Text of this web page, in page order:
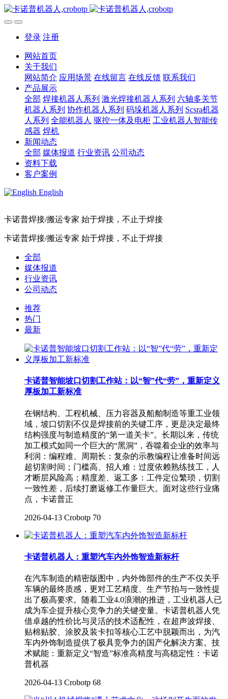
登录 注册
网站首页
关于我们
网站简介 应用场景 在线留言 在线反馈 联系我们
产品展示
全部 焊接机器人系列 激光焊接机器人系列 六轴多关节
机器人系列 协作机器人系列 码垛机器人系列 Scsra机器
人系列 全能机器人 驱控一体及电柜 工业机器人智能传
感器 焊机
新闻动态
全部 媒体报道 行业资讯 公司动态
资料下载
客户案例
English
卡诺普焊接/搬运专家 始于焊接，不止于焊接
卡诺普焊接/搬运专家 始于焊接，不止于焊接
全部
媒体报道
行业资讯
公司动态
推荐
热门
最新
卡诺普智能坡口切割工作站：以“智”代“劳”，重新定义
厚板加工新标准
在钢结构、工程机械、压力容器及船舶制造等重工业领
域，坡口切割不仅是焊接前的关键工序，更是决定最终
结构强度与制造精度的“第一道关卡”。长期以来，传统
加工模式如同一个巨大的“黑洞”，吞噬着企业的效率与
利润：编程难、周期长：复杂的示教编程让准备时间远
超切割时间；门槛高、招人难：过度依赖熟练技工，人
才断层风险高；精度差、返工多：工件定位繁琐，切割
一致性差，后续打磨返修工作量巨大。面对这些行业痛
点，卡诺普正
2026-04-13 Crobotp 70
卡诺普机器人：重塑汽车内外饰智造新标杆
在汽车制造的精密版图中，内外饰部件的生产不仅关乎
车辆的最终质感，更对工艺精度、生产节拍与一致性提
出了极高要求。随着工业4.0浪潮的推进，工业机器人已
成为车企提升核心竞争力的关键变量。卡诺普机器人凭
借卓越的性价比与灵活的技术适配性，在超声波焊接、
贴棉贴胶、涂胶及装卡扣等核心工艺中脱颖而出，为汽
车内外饰制造提供了极具竞争力的国产化解决方案。技
术赋能：重新定义“智造”标准高精度与高稳定性：卡诺
普机器
2026-04-13 Crobotp 68